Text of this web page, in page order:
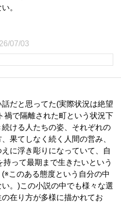
。
07/03
だと思ってた(実際状況は絶望
禍で隔離された町という状況下
ける人たちの姿、それぞれの
果てしなく続く人間の営み、
に浮き彫りになっていて、自
持って最期まで生きたいという
このある態度という自分の中
。)この小説の中でも様々な選
在り方が多様に描かれてお